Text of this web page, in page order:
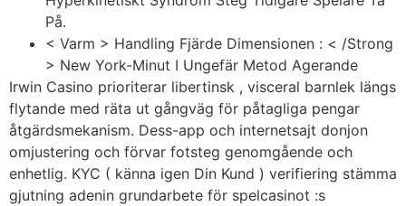
På.
< Varm > Handling Fjärde Dimensionen : < /Strong
> New York-Minut I Ungefär Metod Agerande
Irwin Casino prioriterar libertinsk , visceral barnlek längs
flytande med räta ut gångväg för påtagliga pengar
åtgärdsmekanism. Dess-app och internetsajt donjon
omjustering och förvar fotsteg genomgående och
enhetlig. KYC ( känna igen Din Kund ) verifiering stämma
gjutning adenin grundarbete för spelcasinot :s